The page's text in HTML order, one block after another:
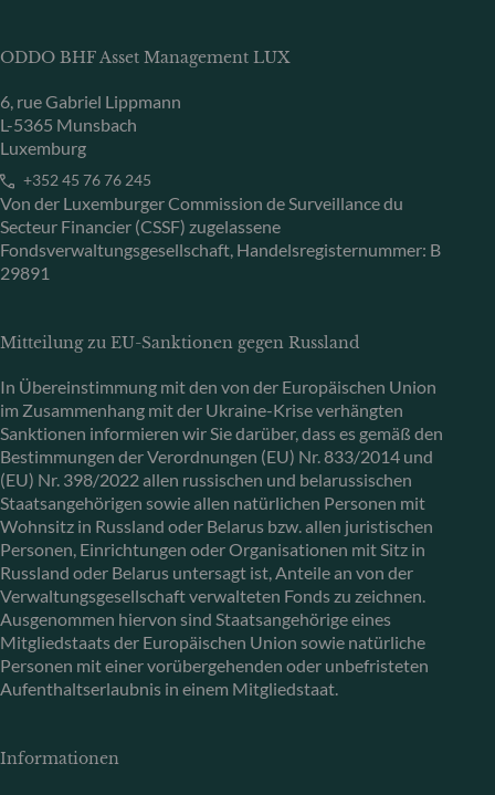
ODDO BHF Asset Management LUX
6, rue Gabriel Lippmann
L-5365 Munsbach
Luxemburg
+352 45 76 76 245
Von der Luxemburger Commission de Surveillance du
Secteur Financier (CSSF) zugelassene
Fondsverwaltungsgesellschaft, Handelsregisternummer: B
29891
Mitteilung zu EU-Sanktionen gegen Russland
In Übereinstimmung mit den von der Europäischen Union
im Zusammenhang mit der Ukraine-Krise verhängten
Sanktionen informieren wir Sie darüber, dass es gemäß den
Bestimmungen der Verordnungen (EU) Nr. 833/2014 und
(EU) Nr. 398/2022 allen russischen und belarussischen
Staatsangehörigen sowie allen natürlichen Personen mit
Wohnsitz in Russland oder Belarus bzw. allen juristischen
Personen, Einrichtungen oder Organisationen mit Sitz in
Russland oder Belarus untersagt ist, Anteile an von der
Verwaltungsgesellschaft verwalteten Fonds zu zeichnen.
Ausgenommen hiervon sind Staatsangehörige eines
Mitgliedstaats der Europäischen Union sowie natürliche
Personen mit einer vorübergehenden oder unbefristeten
Aufenthaltserlaubnis in einem Mitgliedstaat.
Informationen